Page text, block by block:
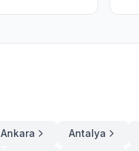
Ankara Antalya